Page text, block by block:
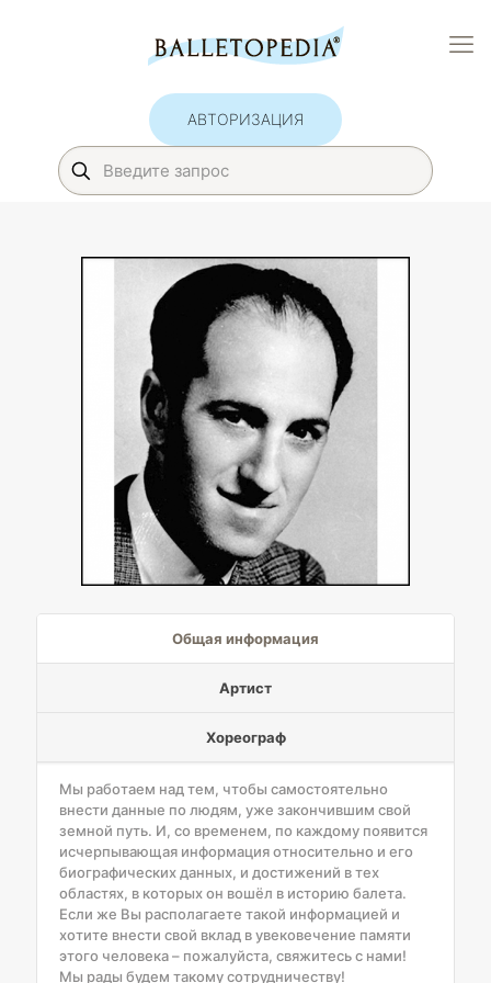
АВТОРИЗАЦИЯ
Общая информация
Артист
Хореограф
Мы работаем над тем, чтобы самостоятельно
внести данные по людям, уже закончившим свой
земной путь. И, со временем, по каждому появится
исчерпывающая информация относительно и его
биографических данных, и достижений в тех
областях, в которых он вошёл в историю балета.
Если же Вы располагаете такой информацией и
хотите внести свой вклад в увековечение памяти
этого человека – пожалуйста, свяжитесь с нами!
Мы рады будем такому сотрудничеству!